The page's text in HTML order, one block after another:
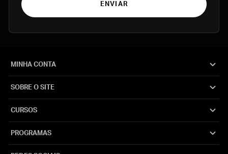
ENVIAR
MINHA CONTA
SOBRE O SITE
CURSOS
PROGRAMAS